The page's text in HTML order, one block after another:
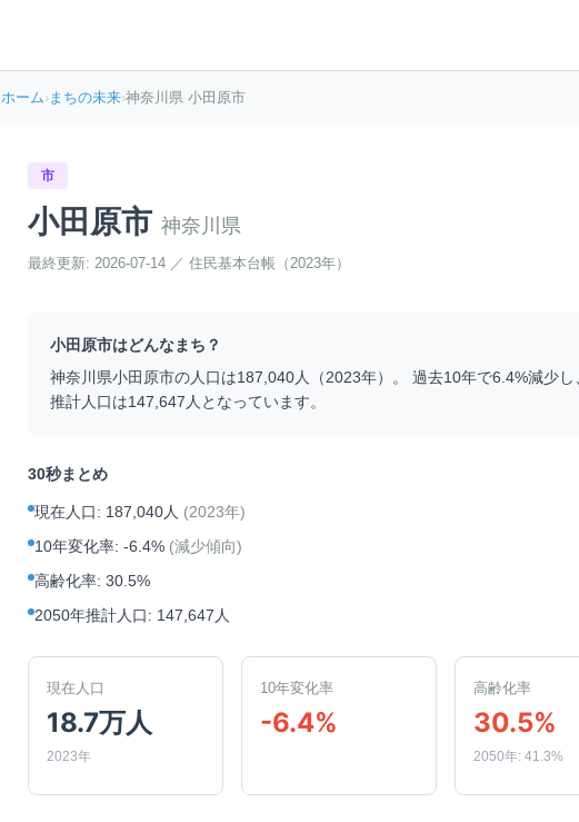
ホーム›まちの未来›神奈川県 小田原市
市
小田原市 神奈川県
最終更新: 2026-07-14 ／ 住民基本台帳（2023年）
小田原市はどんなまち？
神奈川県小田原市の人口は187,040人（2023年）。 過去10年で6.4%減少
推計人口は147,647 人となっています。
30秒まとめ
現在人口: 187,040人 (2023年)
10年変化率: -6.4% (減少傾向)
高齢化率: 30.5%
2050年推計人口: 147,647人
現在人口
18.7万人
2023年
10年変化率
-6.4%
高齢化率
30.5%
2050年: 41.3%